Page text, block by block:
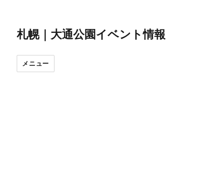
札幌｜大通公園イベント情報
メニュー